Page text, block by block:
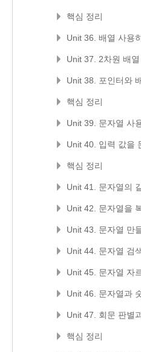
핵심 정리
Unit 36. 배열 사용
Unit 37. 2차원 배
Unit 38. 포인터와
핵심 정리
Unit 39. 문자열 사
Unit 40. 입력 값을
핵심 정리
Unit 41. 문자열의
Unit 42. 문자열을
Unit 43. 문자열 만
Unit 44. 문자열 검
Unit 45. 문자열 자
Unit 46. 문자열과
Unit 47. 회문 판별
핵심 정리